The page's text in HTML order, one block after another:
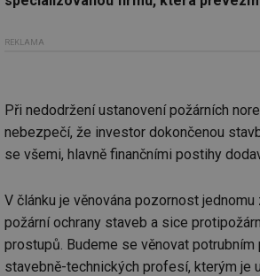
REKLAMA
Při nedodržení ustanovení požárních
nebezpečí, že investor dokončenou
se všemi, hlavně finančními postihy
V článku je věnována pozornost
požární ochrany staveb a sice
prostupů. Budeme se věnovat potrubním
stavebně-technických profesí, kterým je